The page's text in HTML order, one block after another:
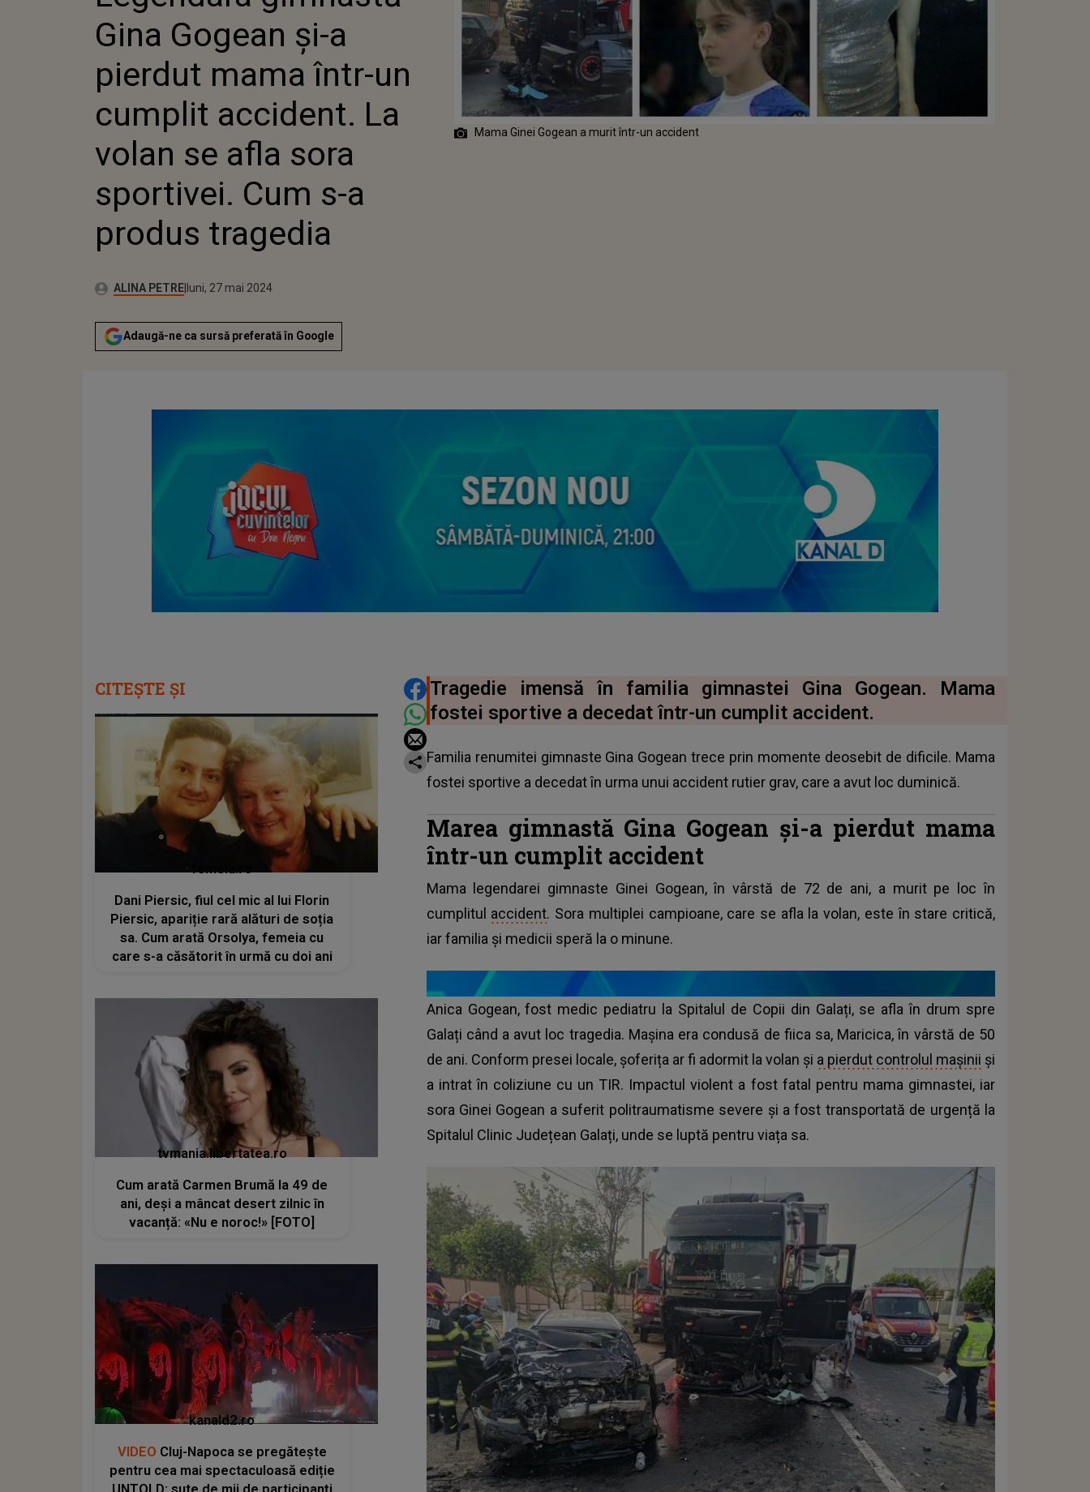
VOLAN SE AFLA SORA SPORTIVEI.
CUM S-A PRODUS TRAGEDIA
Gina Gogean și-a
pierdut mama într-un
cumplit accident. La
volan se afla sora
sportivei. Cum s-a
produs tragedia
Autor:ALINA PETRE Publicat:
luni, 27 mai 2024
Adaugă-ne ca sursă preferată în Google
Mama Ginei Gogean a murit într-un accident
DISTRIBUIE ARTICOLUL
Tragedie imensă în familia gimnastei Gina Gogean. Mama
fostei sportive a decedat într-un cumplit accident.
Familia renumitei gimnaste Gina Gogean trece prin momente deosebit de dificile. Mama
fostei sportive a decedat în urma unui accident rutier grav, care a avut loc duminică.
Marea gimnastă Gina Gogean și-a pierdut mama
într-un cumplit accident
Mama legendarei gimnaste Ginei Gogean, în vârstă de 72 de ani, a murit pe loc în
cumplitul accident. Sora multiplei campioane, care se afla la volan, este în stare critică,
iar familia și medicii speră la o minune.
Anica Gogean, fost medic pediatru la Spitalul de Copii din Galați, se afla în drum spre
Galați când a avut loc tragedia. Mașina era condusă de fiica sa, Maricica, în vârstă de 50
de ani. Conform presei locale, șoferița ar fi adormit la volan și a pierdut controlul mașinii și
a intrat în coliziune cu un TIR. Impactul violent a fost fatal pentru mama gimnastei, iar
sora Ginei Gogean a suferit politraumatisme severe și a fost transportată de urgență la
Spitalul Clinic Județean Galați, unde se luptă pentru viața sa.
CITEȘTE ȘI
femeia.ro
Dani Piersic, fiul cel mic al lui Florin
Piersic, apariție rară alături de soția
sa. Cum arată Orsolya, femeia cu
care s-a căsătorit în urmă cu doi ani
tvmania.libertatea.ro
Cum arată Carmen Brumă la 49 de
ani, deși a mâncat desert zilnic în
vacanță: «Nu e noroc!» [FOTO]
kanald2.ro
VIDEO Cluj-Napoca se pregătește
pentru cea mai spectaculoasă ediție